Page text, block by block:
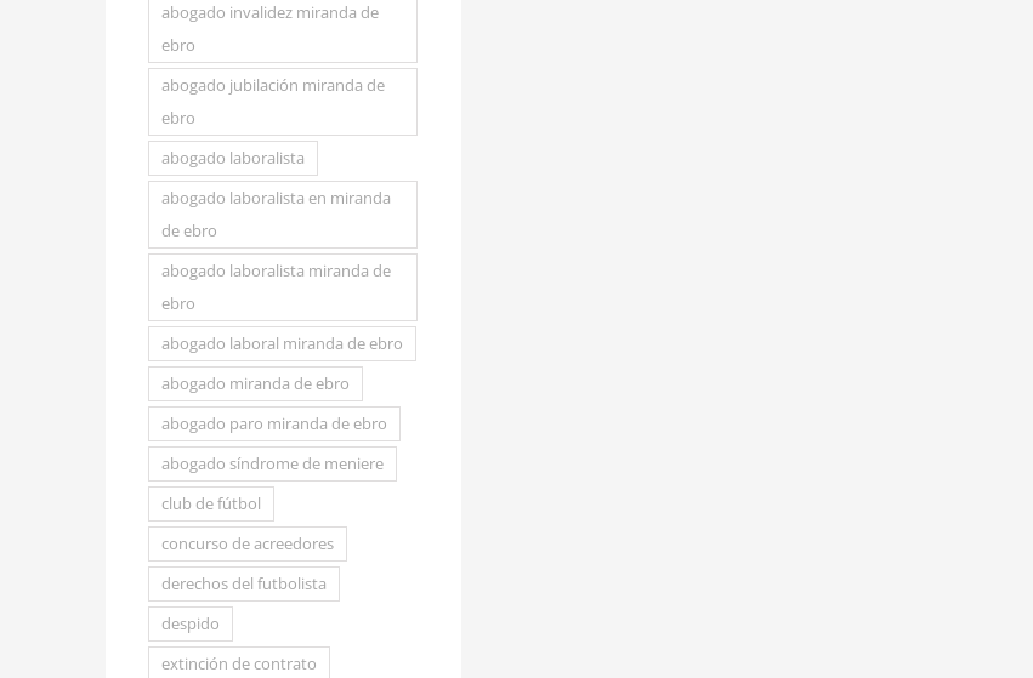
abogado invalidez miranda de
ebro
abogado jubilación miranda de
ebro
abogado laboralista
abogado laboralista en miranda
de ebro
abogado laboralista miranda de
ebro
abogado laboral miranda de ebro
abogado miranda de ebro
abogado paro miranda de ebro
abogado síndrome de meniere
club de fútbol
concurso de acreedores
derechos del futbolista
despido
extinción de contrato